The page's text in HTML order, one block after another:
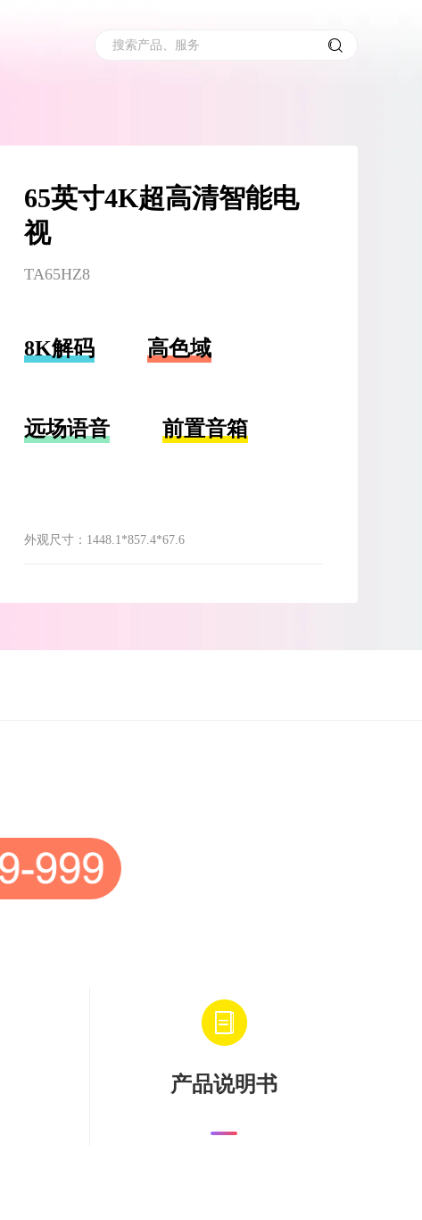
搜索产品、服务
65英寸4K超高清智能电
视
TA65HZ8
8K解码 高色域
远场语音 前置音箱
外观尺寸： 1448.1*857.4*67.6
产品说明书